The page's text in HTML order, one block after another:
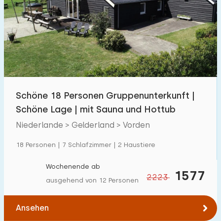
Schwimmbad 50
Eingezäunter Garten 73
Haustierfrei 134
Fahrradschuppen 107
Budget
€ 0 — € 1000+
Mindestanzahl
Schöne 18 Personen Gruppenunterkunft |
Schöne Lage | mit Sauna und Hottub
Niederlande > Gelderland > Vorden
18 Personen | 7 Schlafzimmer | 2 Haustiere
2223 1577
Wochenende ab
ausgehend von 12 Personen
Ansehen